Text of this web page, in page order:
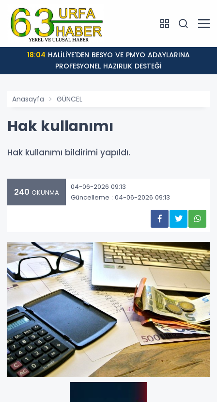
18:04
PROFESYONEL HAZIRLIK DESTEĞİ
Anasayfa GÜNCEL
Hak kullanımı
Hak kullanımı bildirimi yapıldı.
240 OKUNMA
04-06-2026 09:13
Güncelleme : 04-06-2026 09:13